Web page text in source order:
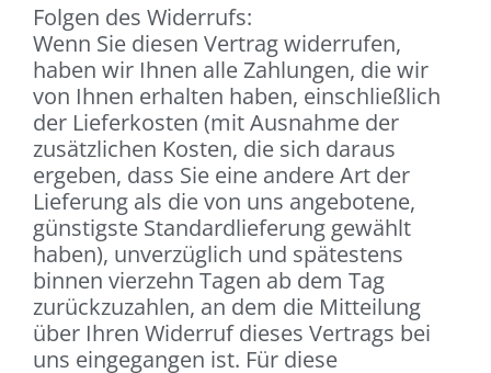
Folgen des Widerrufs:
Wenn Sie diesen Vertrag widerrufen,
haben wir Ihnen alle Zahlungen, die wir
von Ihnen erhalten haben, einschließlich
der Lieferkosten (mit Ausnahme der
zusätzlichen Kosten, die sich daraus
ergeben, dass Sie eine andere Art der
Lieferung als die von uns angebotene,
günstigste Standardlieferung gewählt
haben), unverzüglich und spätestens
binnen vierzehn Tagen ab dem Tag
zurückzuzahlen, an dem die Mitteilung
über Ihren Widerruf dieses Vertrags bei
uns eingegangen ist. Für diese